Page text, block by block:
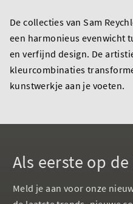
De collecties van Sam
een harmonieus evenwicht
en verfijnd design. De
kleurcombinaties
kunstwerkje aan je voeten.
Als eerste op
Meld je aan voor onze